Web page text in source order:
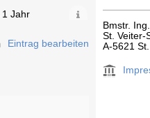
1 Jahr
Eintrag bearbeiten
Bmstr.
St. Veiter-
A-5621